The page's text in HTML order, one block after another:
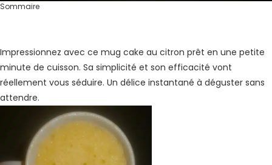
Sommaire
Impressionnez avec ce mug cake au citron prêt en une petite
minute de cuisson. Sa simplicité et son efficacité vont
réellement vous séduire. Un délice instantané à déguster sans
attendre.